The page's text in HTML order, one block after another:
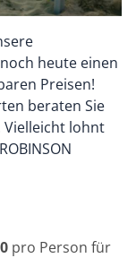
heute einen
Preisen!
beraten Sie
Vielleicht lohnt
pro Person für